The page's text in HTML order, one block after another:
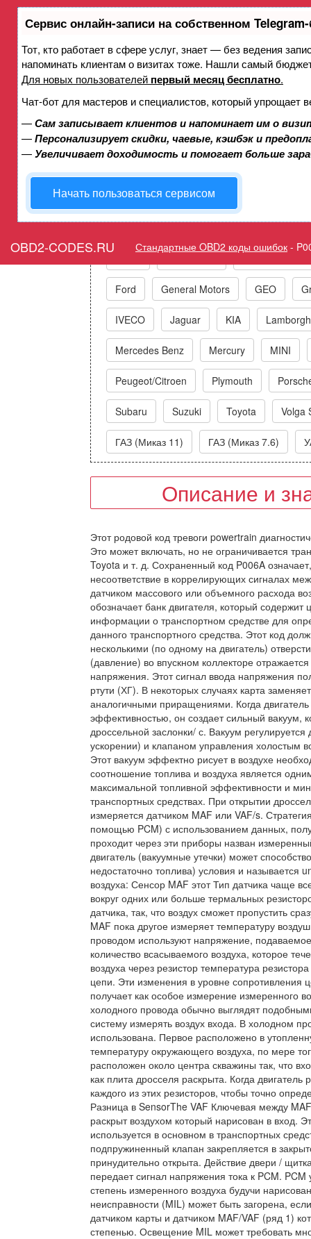
Сервис онлайн-записи на собственном
Тот, кто работает в сфере услуг, знает — без ведения
напоминать клиентам о визитах тоже. Нашли самый
Для новых пользователей первый месяц бесплатно.
Чат-бот для мастеров и специалистов, который упрощает
—Сам записывает клиентов и напоминает им о
—Персонализирует скидки, чаевые, кэшбэк и
—Увеличивает доходимость и помогает больше
Начать пользоваться сервисом
OBD2-CODES.RU Стандартные OBD2 коды ошибок -
Ошибка P006A Датчик
коллекторе/датчик
Горит ошибка Check
Flow
Коды ошибок
Ford General Motors GEO
IVECO Jaguar KIA
Mercedes Benz Mercury MINI
Peugeot/Citroen Plymouth
Subaru Suzuki Toyota Volga
ГАЗ (Миказ 11) ГАЗ (Миказ 7.6)
Описание и
Этот родовой код тревоги powertrain
Это может включать, но не ограничивается
Toyota и т. д. Сохраненный код P006A
несоответствие в коррелирующих сигналах
датчиком массового или объемного расхода
обозначает банк двигателя, который
информации о транспортном средстве для
данного транспортного средства. Этот код
несколькими (по одному на двигатель)
(давление) во впускном коллекторе
напряжения. Этот сигнал ввода напряжения
ртути (ХГ). В некоторых случаях карта
аналогичными приращениями. Когда
эффективностью, он создает сильный вакуум,
дроссельной заслонки/ с. Вакуум
ускорении) и клапаном управления холостым
Этот вакуум эффектно рисует в воздухе
соотношение топлива и воздуха является
максимальной топливной эффективности и
транспортных средствах. При открытии
измеряется датчиком MAF или VAF/s.
помощью PCM) с использованием данных,
проходит через эти приборы назван
двигатель (вакуумные утечки) может
недостаточно топлива) условия и называется
воздуха: Сенсор MAF этот Тип датчика чаще
вокруг одних или больше термальных
датчика, так, что воздух сможет пропустить
MAF пока другое измеряет температуру
проводом используют напряжение,
количество всасываемого воздуха, которое
воздуха через резистор температура
цепи. Эти изменения в уровне
получает как особое измерение измеренного
холодного провода обычно выглядят
систему измерять воздух входа. В холодном
использована. Первое расположено в
температуру окружающего воздуха, по мере
расположен около центра скважины так, что
как плита дросселя раскрыта. Когда
каждого из этих резисторов, чтобы точно
Разница в SensorThe VAF Ключевая между
раскрыт воздухом который нарисован в вход.
используется в основном в транспортных
подпружиненный клапан закрепляется в
принудительно открыта. Действие двери /
передает сигнал напряжения тока к PCM.
степень измеренного воздуха будучи
неисправности (MIL) может быть загорена,
датчиком карты и датчиком MAF/VAF (ряд 1)
степенью. Освещение MIL может требовать